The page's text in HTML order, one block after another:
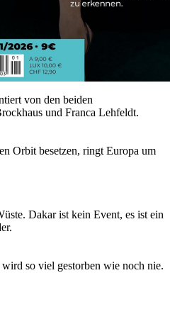
Print 9,00 €
von den beiden
und Franca Lehfeldt.
Orbit besetzen, ringt Europa um
Dakar ist kein Event, es ist ein
so viel gestorben wie noch nie.